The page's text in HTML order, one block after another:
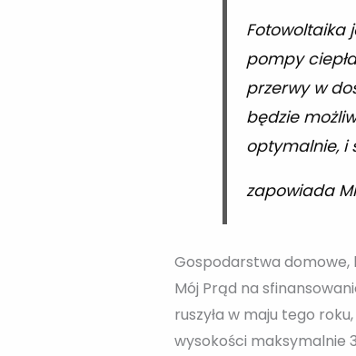
Fotowoltaika
pompy
przerwy w
będzie
optymalnie, i
zapowiada
Gospodarstwa domowe,
Mój Prąd na
ruszyła w maju tego
wysokości maksymalnie